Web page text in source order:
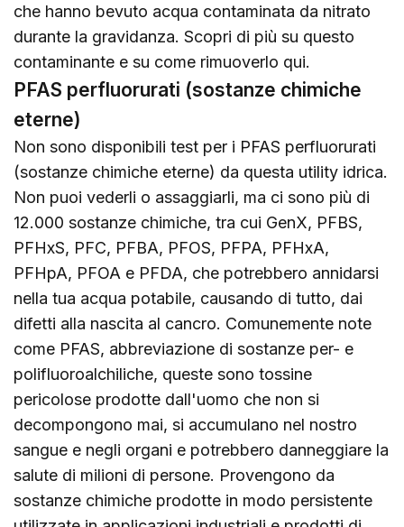
che hanno bevuto acqua contaminata da nitrato
durante la gravidanza. Scopri di più su questo
contaminante e su come rimuoverlo qui.
PFAS perfluorurati (sostanze chimiche
eterne)
Non sono disponibili test per i PFAS perfluorurati
(sostanze chimiche eterne) da questa utility idrica.
Non puoi vederli o assaggiarli, ma ci sono più di
12.000 sostanze chimiche, tra cui GenX, PFBS,
PFHxS, PFC, PFBA, PFOS, PFPA, PFHxA,
PFHpA, PFOA e PFDA, che potrebbero annidarsi
nella tua acqua potabile, causando di tutto, dai
difetti alla nascita al cancro. Comunemente note
come PFAS, abbreviazione di sostanze per- e
polifluoroalchiliche, queste sono tossine
pericolose prodotte dall'uomo che non si
decompongono mai, si accumulano nel nostro
sangue e negli organi e potrebbero danneggiare la
salute di milioni di persone. Provengono da
sostanze chimiche prodotte in modo persistente